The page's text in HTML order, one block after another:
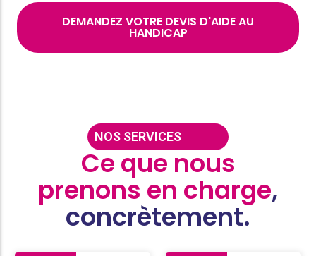
DEMANDEZ VOTRE DEVIS D'AIDE AU
HANDICAP
NOS SERVICES
Ce que nous
prenons en charge,
concrètement.